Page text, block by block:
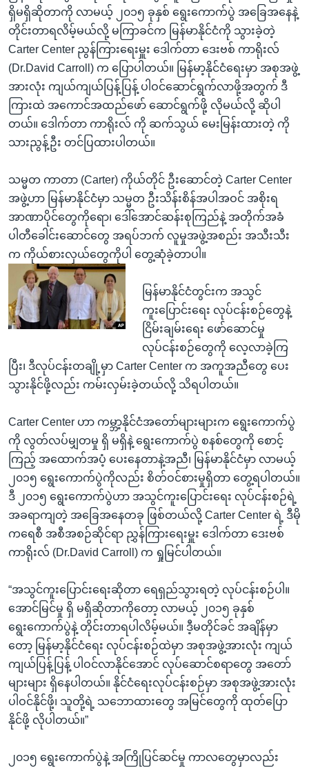
နေရာ
သို့
ကျော်
ရန်
ရှိမရှိဆိုတာကို လာမယ့် ၂၀၁၅ ခုနှစ် ရွေးကောက်ပွဲ အခြေအနေနဲ့
တိုင်းတာရလိမ့်မယ်လို့ မကြာခင်က မြန်မာနိုင်ငံကို သွားခဲ့တဲ့
Carter Center ညွန်ကြားရေးမှူး ဒေါက်တာ ဒေးဗစ် ကာရိုးလ်
(Dr.David Carroll) က ပြောပါတယ်။ မြန်မာ့နိုင်ငံရေးမှာ အစုအဖွဲ့
အားလုံး ကျယ်ကျယ်ပြန့်ပြန့် ပါဝင်ဆောင်ရွက်လာဖို့အတွက် ဒီ
ကြားထဲ အကောင်အထည်ဖော် ဆောင်ရွက်ဖို့ လိုမယ်လို့ ဆိုပါ
တယ်။ ဒေါက်တာ ကာရိုးလ် ကို ဆက်သွယ် မေးမြန်းထားတဲ့ ကို
သားညွန့်ဦး တင်ပြထားပါတယ်။
သမ္မတ ကာတာ (Carter) ကိုယ်တိုင် ဦးဆောင်တဲ့ Carter Center
အဖွဲ့ဟာ မြန်မာနိုင်ငံမှာ သမ္မတ ဦးသိန်းစိန်အပါအဝင် အစိုးရ
အာဏာပိုင်တွေကိုရော၊ ဒေါ်အောင်ဆန်းစုကြည်နဲ့ အတိုက်အခံ
ပါတီခေါင်းဆောင်တွေ အရပ်ဘက် လူမှုအဖွဲ့အစည်း အသီးသီး
က ကိုယ်စားလှယ်တွေကိုပါ တွေ့ဆုံခဲ့တာပါ။
မြန်မာနိုင်ငံတွင်းက အသွင်
ကူးပြောင်းရေး လုပ်ငန်းစဉ်တွေနဲ့
ငြိမ်းချမ်းရေး ဖော်ဆောင်မှု
လုပ်ငန်းစဉ်တွေကို လေ့လာခဲ့ကြ
ပြီး၊ ဒီလုပ်ငန်းတချို့မှာ Carter Center က အကူအညီတွေ ပေး
သွားနိုင်ဖို့လည်း ကမ်းလှမ်းခဲ့တယ်လို့ သိရပါတယ်။
Carter Center ဟာ ကမ္ဘာ့နိုင်ငံအတော်များများက ရွေးကောက်ပွဲ
ကို လွတ်လပ်မျှတမှု ရှိ မရှိနဲ့ ရွေးကောက်ပွဲ စနစ်တွေကို စောင့်
ကြည့် အထောက်အပံ့ ပေးနေတာနဲ့အညီ၊ မြန်မာနိုင်ငံမှာ လာမယ့်
၂၀၁၅ ရွေးကောက်ပွဲကိုလည်း စိတ်ဝင်စားမှုရှိတာ တွေ့ရပါတယ်။
ဒီ ၂၀၁၅ ရွေးကောက်ပွဲဟာ အသွင်ကူးပြောင်းရေး လုပ်ငန်းစဉ်ရဲ့
အခရာကျတဲ့ အခြေအနေတခု ဖြစ်တယ်လို့ Carter Center ရဲ့ ဒီမို
ကရေစီ အစီအစဉ်ဆိုင်ရာ ညွှန်ကြားရေးမှူး ဒေါက်တာ ဒေးဗစ်
ကာရိုးလ် (Dr.David Carroll) က ရှုမြင်ပါတယ်။
“အသွင်ကူးပြောင်းရေးဆိုတာ ရေရှည်သွားရတဲ့ လုပ်ငန်းစဉ်ပါ။
အောင်မြင်မှု ရှိ မရှိဆိုတာကိုတော့ လာမယ့် ၂၀၁၅ ခုနှစ်
ရွေးကောက်ပွဲနဲ့ တိုင်းတာရပါလိမ့်မယ်။ ဒီ့မတိုင်ခင် အချိန်မှာ
တော့ မြန်မာ့နိုင်ငံရေး လုပ်ငန်းစဉ်ထဲမှာ အစုအဖွဲ့အားလုံး ကျယ်
ကျယ်ပြန့်ပြန့် ပါဝင်လာနိုင်အောင် လုပ်ဆောင်စရာတွေ အတော်
များများ ရှိနေပါတယ်။ နိုင်ငံရေးလုပ်ငန်းစဉ်မှာ အစုအဖွဲ့အားလုံး
ပါဝင်နိုင်ဖို့၊ သူတို့ရဲ့ သဘောထားတွေ အမြင်တွေကို ထုတ်ပြော
နိုင်ဖို့ လိုပါတယ်။”
၂၀၁၅ ရွေးကောက်ပွဲနဲ့ အကြိုပြင်ဆင်မှု ကာလတွေမှာလည်း